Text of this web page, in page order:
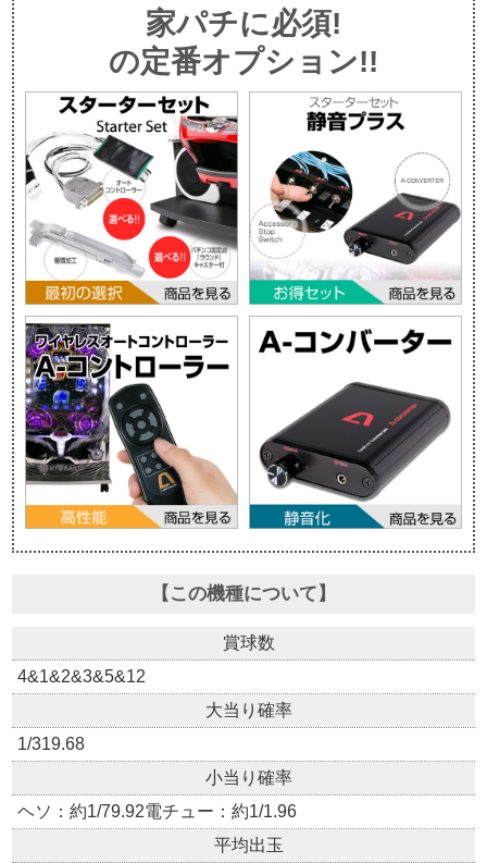
家パチに必須!
の定番オプション!!
【この機種について】
賞球数
4&1&2&3&5&12
大当り確率
1/319.68
小当り確率
ヘソ：約1/79.92電チュー：約1/1.96
平均出玉